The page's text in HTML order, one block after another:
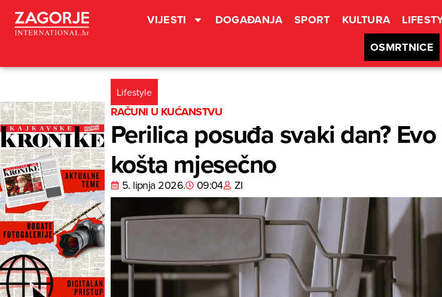
VIJESTI DOGAĐANJA SPORT KULTURA
OSMRTNICE
Lifestyle
RAČUNI U KUĆANSTVU
Perilica posuđa svaki dan?
košta mjesečno
5. lipnja 2026. 09:04 ZI